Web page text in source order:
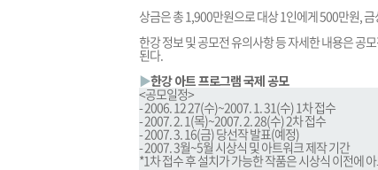
상금은 총 1,900만원으로 대상 1인에게 500만원,
한강 정보 및 공모전 유의사항 등 자세한 내용은 공
된다.
▶한강 아트 프로그램 국제 공모
<공모일정>
- 2006. 12 27(수)~2007. 1. 31(수) 1차 접수
- 2007. 2. 1(목)~2007. 2. 28(수) 2차 접수
- 2007. 3. 16(금) 당선작 발표(예정)
- 2007. 3월~5월 시상식 및 아트워크 제작 기간
*1차 접수 후 설치가 가능한 작품은 시상식 이전에